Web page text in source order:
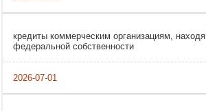
кредиты коммерческим организациям,
федеральной собственности